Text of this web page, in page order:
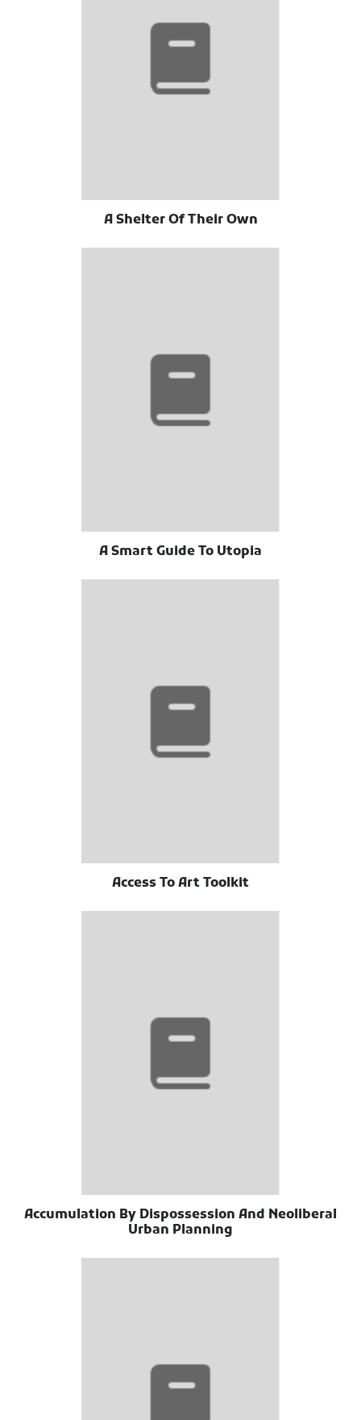
A Shelter Of Their Own
A Smart Guide To Utopia
Access To Art Toolkit
Accumulation By Dispossession And Neoliberal
Urban Planning